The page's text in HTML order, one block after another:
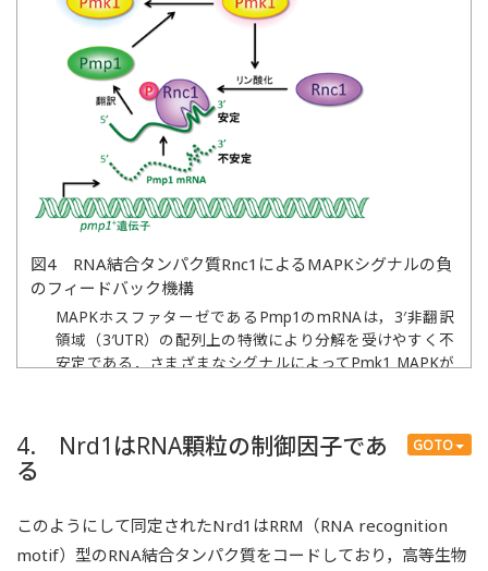
図4 RNA結合タンパク質Rnc1によるMAPKシグナルの負
のフィードバック機構
MAPKホスファターゼであるPmp1のmRNAは，3′非翻訳
領域（3′UTR）の配列上の特徴により分解を受けやすく不
安定である．さまざまなシグナルによってPmk1 MAPKが
強くPmp1 mRNAと結合することで安定化し，Pmp1タン
パク質の発現を上昇させる．このようにして，Pmk1
負のフィードバック機構を明らかにした．
GOTO
4. Nrd1はRNA顆粒の制御因子であ
る
このようにして同定されたNrd1はRRM（RNA recognition
motif）型のRNA結合タンパク質をコードしており，高等生物